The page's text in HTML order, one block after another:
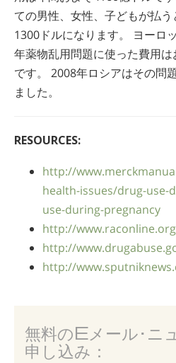
ての男性、女性、子どもが払
1300ドルになります。 ヨーロ
年薬物乱用問題に使った費用
です。 2008年ロシアはその問
ました。
RESOURCES:
http://
health-issues/drug-
use-during-pregnancy
http://
http://
http://
無料のEメール･ニ
申し込み：